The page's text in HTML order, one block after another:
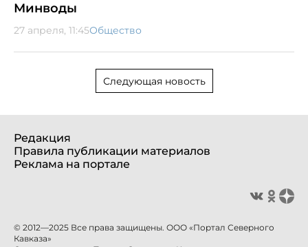
Минводы
27 апреля, 11:45Общество
Следующая новость
Редакция
Правила публикации материалов
Реклама на портале
© 2012—2025 Все права защищены. ООО «Портал Северного
Кавказа»